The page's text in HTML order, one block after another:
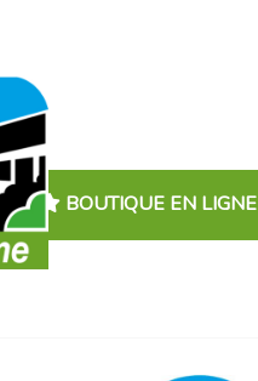
BOUTIQUE EN LIGNE